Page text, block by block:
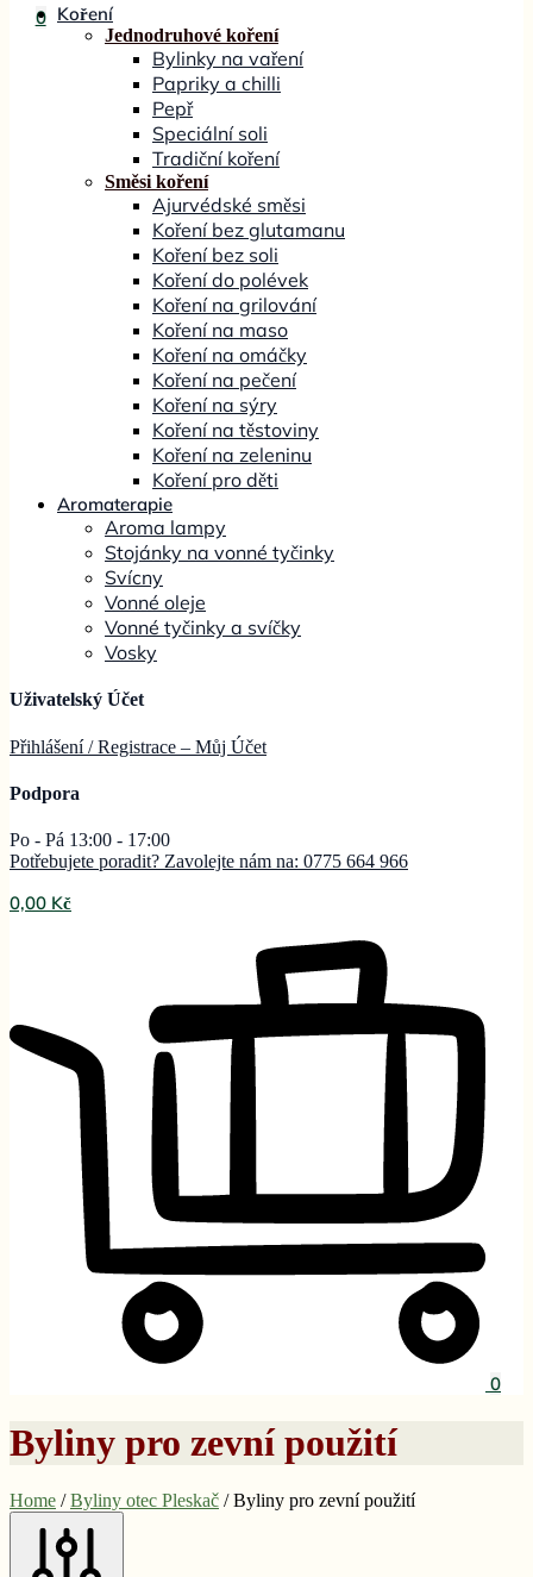
0 Koření
Jednodruhové koření
Bylinky na vaření
Papriky a chilli
Pepř
Speciální soli
Tradiční koření
Směsi koření
Ajurvédské směsi
Koření bez glutamanu
Koření bez soli
Koření do polévek
Koření na grilování
Koření na maso
Koření na omáčky
Koření na pečení
Koření na sýry
Koření na těstoviny
Koření na zeleninu
Koření pro děti
Aromaterapie
Aroma lampy
Stojánky na vonné tyčinky
Svícny
Vonné oleje
Vonné tyčinky a svíčky
Vosky
Uživatelský Účet
Přihlášení / Registrace – Můj Účet
Podpora
Po - Pá 13:00 - 17:00
Potřebujete poradit? Zavolejte nám na: 0775 664 966
0,00 Kč
0
Byliny pro zevní použití
Home /Byliny otec Pleskač /Byliny pro zevní použití